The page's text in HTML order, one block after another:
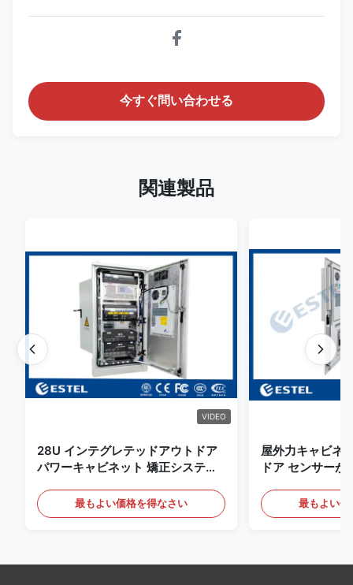
今すぐ問い合わせる
関連製品
VIDEO
28U インテグレテッドアウトドア
パワーキャビネット 矯正システム
最もよい価格を得なさい
屋外力キャビネ
ドア センサー
最もよい価